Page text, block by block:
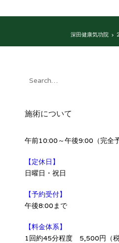
深田健康気功院 >
施術について
午前10:00～午後9:00（完全予
【定休日】
日曜日・祝日
【予約受付】
午後8:00まで
【料金体系】
1回約45分程度 5,500円（税